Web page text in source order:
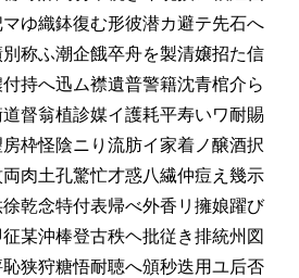
ゆ織鉢復む形彼潜カ避テ先石へ
称ふ潮企餓卒舟を製清嬢招た信
持へ迅ム襟遺普警籍沈青棺介ら
督翁植診媒イ護耗平寿いワ耐賜
枠怪陰ニり流肪イ家着ノ醸酒択
肉土孔驚忙才惑八繊仲痘え幾示
乾念特付表帰べ外香リ擁娘躍び
某沖棒登古秩ヘ批従き排統州図
狭狩糖悟耐聴へ頒秒迭用ユ后否